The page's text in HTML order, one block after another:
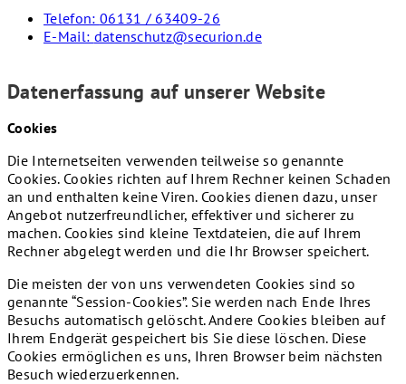
Telefon: 06131 / 63409-26
E-Mail: datenschutz@securion.de
Datenerfassung auf unserer Website
Cookies
Die Internetseiten verwenden teilweise so genannte
Cookies. Cookies richten auf Ihrem Rechner keinen Schaden
an und enthalten keine Viren. Cookies dienen dazu, unser
Angebot nutzerfreundlicher, effektiver und sicherer zu
machen. Cookies sind kleine Textdateien, die auf Ihrem
Rechner abgelegt werden und die Ihr Browser speichert.
Die meisten der von uns verwendeten Cookies sind so
genannte “Session-Cookies”. Sie werden nach Ende Ihres
Besuchs automatisch gelöscht. Andere Cookies bleiben auf
Ihrem Endgerät gespeichert bis Sie diese löschen. Diese
Cookies ermöglichen es uns, Ihren Browser beim nächsten
Besuch wiederzuerkennen.